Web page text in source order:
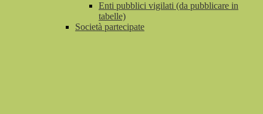
Enti pubblici vigilati (da pubblicare in
tabelle)
Società partecipate